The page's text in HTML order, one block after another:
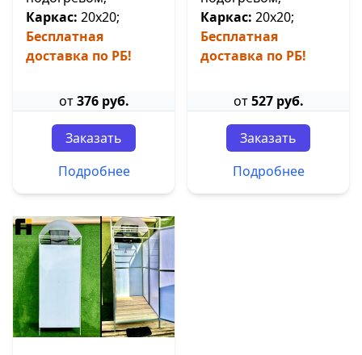
Каркас: 20х20;
Бесплатная
доставка по РБ!
от376 руб.
Заказать
Подробнее
Каркас: 20х20;
Бесплатная
доставка по РБ!
от527 руб.
Заказать
Подробнее